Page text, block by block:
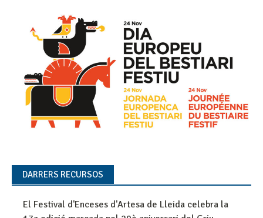
DARRERS RECURSOS
El Festival d'Enceses d'Artesa de Lleida celebra la